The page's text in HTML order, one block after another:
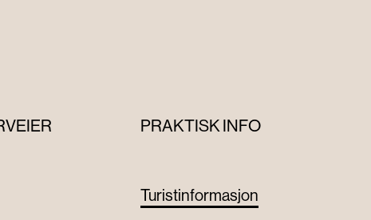
PRAKTISK INFO
Turistinformasjon